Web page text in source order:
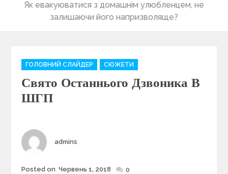
Як евакуюватися з домашнім улюбленцем, не
залишаючи його напризволяще?
C
a
t
e
g
i
e
ГОЛОВНИЙ СЛАЙДЕР СЮЖЕТИ
Свято Останнього Дзвоника В
ШГП
Author
admins
Posted
Posted on Червень 1, 2018 0